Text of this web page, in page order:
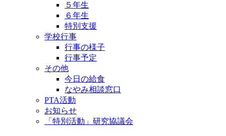
５年生
６年生
特別支援
学校行事
行事の様子
行事予定
その他
今日の給食
なやみ相談窓口
PTA活動
お知らせ
「特別活動」研究協議会